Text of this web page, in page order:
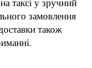
таксі у зручний
замовлення
також